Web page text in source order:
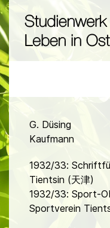
G. Düsing
Kaufmann
1932/33:
Tientsin (天津)
1932/33: Sport-
Sportverein